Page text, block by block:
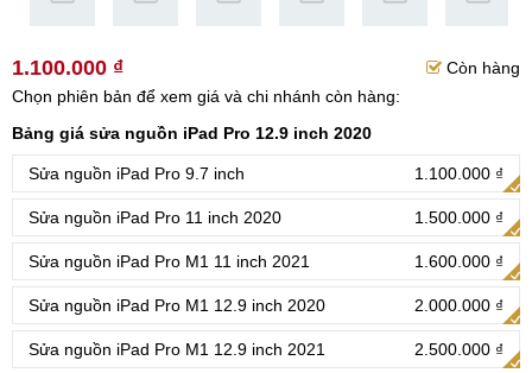
1.100.000 ₫
Còn hàng
Chọn phiên bản để xem giá và chi nhánh còn hàng:
Bảng giá sửa nguồn iPad Pro 12.9 inch 2020
Sửa nguồn iPad Pro 9.7 inch 1.100.000 ₫
Sửa nguồn iPad Pro 11 inch 2020 1.500.000 ₫
Sửa nguồn iPad Pro M1 11 inch 2021 1.600.000 ₫
Sửa nguồn iPad Pro M1 12.9 inch 2020 2.000.000 ₫
Sửa nguồn iPad Pro M1 12.9 inch 2021 2.500.000 ₫